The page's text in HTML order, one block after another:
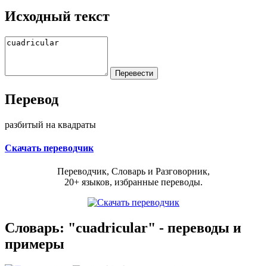
Исходный текст
Перевод
разбитый на квадраты
Скачать переводчик
Переводчик, Словарь и Разговорник,
20+ языков, избранные переводы.
Словарь: "cuadricular" - переводы и
примеры